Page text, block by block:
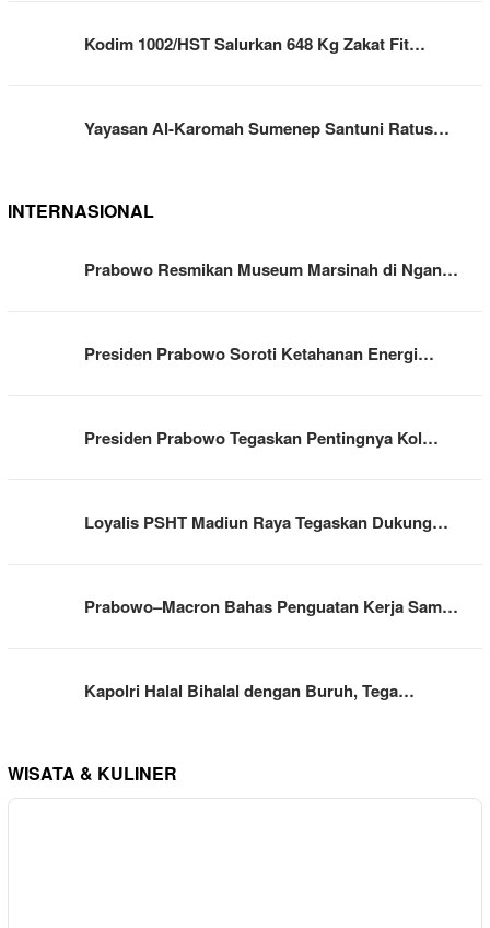
Kodim 1002/HST Salurkan 648 Kg Zakat Fit…
Yayasan Al-Karomah Sumenep Santuni Ratus…
INTERNASIONAL
Prabowo Resmikan Museum Marsinah di Ngan…
Presiden Prabowo Soroti Ketahanan Energi…
Presiden Prabowo Tegaskan Pentingnya Kol…
Loyalis PSHT Madiun Raya Tegaskan Dukung…
Prabowo–Macron Bahas Penguatan Kerja Sam…
Kapolri Halal Bihalal dengan Buruh, Tega…
WISATA & KULINER